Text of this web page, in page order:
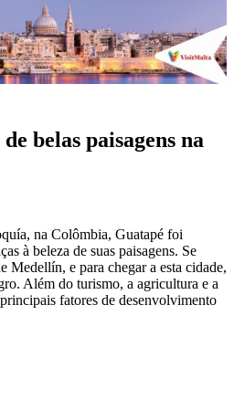
belas paisagens na
na Colômbia, Guatapé foi
à beleza de suas paisagens. Se
Medellín, e para chegar a esta cidade,
Além do turismo, a agricultura e a
fatores de desenvolvimento